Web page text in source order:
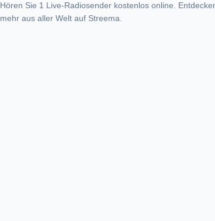
Hören Sie 1 Live-Radiosender kostenlos online.
mehr aus aller Welt auf Streema.